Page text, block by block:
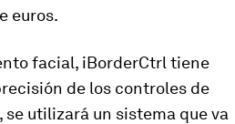
euros.
facial, iBorderCtrl tiene
de los controles de
utilizará un sistema que va